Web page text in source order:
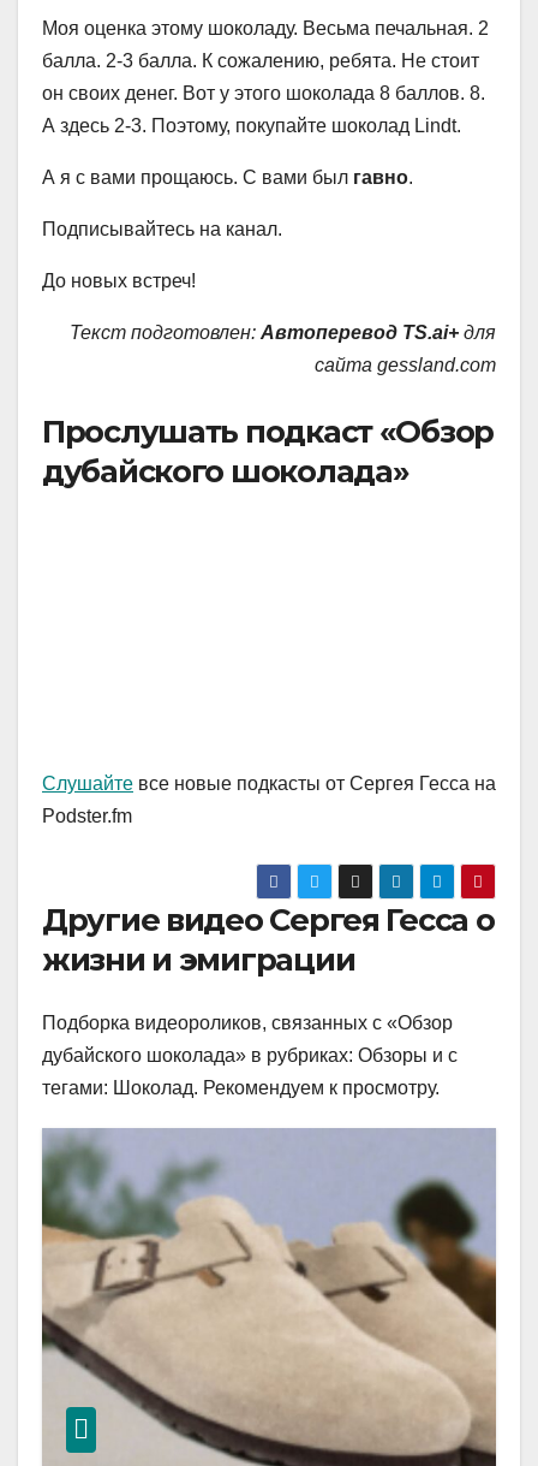
Моя оценка этому шоколаду. Весьма печальная. 2
балла. 2-3 балла. К сожалению, ребята. Не стоит
он своих денег. Вот у этого шоколада 8 баллов. 8.
А здесь 2-3. Поэтому, покупайте шоколад Lindt.
А я с вами прощаюсь. С вами был гавно.
Подписывайтесь на канал.
До новых встреч!
Текст подготовлен: Автоперевод TS.ai+ для
сайта gessland.com
Прослушать подкаст «Обзор
дубайского шоколада»
Слушайте все новые подкасты от Сергея Гесса на
Podster.fm
Другие видео Сергея Гесса о
жизни и эмиграции
Подборка видеороликов, связанных с «Обзор
дубайского шоколада» в рубриках: Обзоры и с
тегами: Шоколад. Рекомендуем к просмотру.